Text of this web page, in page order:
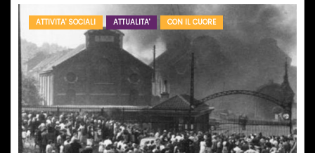
ATTIVITA' SOCIALI ATTUALITA' CON IL CUORE